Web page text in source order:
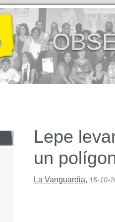
Lepe
un
La Vanguardia, 15-10-